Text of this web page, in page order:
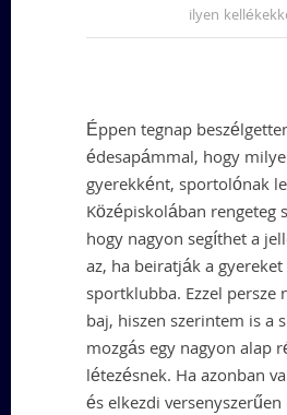
ilyen
Éppen tegnap
édesapámmal, hogy
gyerekként, sportolónak
Középiskolában rengeteg
hogy nagyon segíthet a
az, ha beiratják a
sportklubba. Ezzel persze
baj, hiszen szerintem is a
mozgás egy nagyon alap
létezésnek. Ha azonban
és elkezdi